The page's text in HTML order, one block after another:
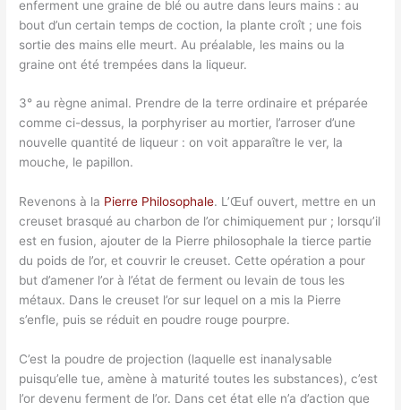
enferment une graine de blé ou autre dans leurs mains : au
bout d’un certain temps de coction, la plante croît ; une fois
sortie des mains elle meurt. Au préalable, les mains ou la
graine ont été trempées dans la liqueur.
3° au règne animal. Prendre de la terre ordinaire et préparée
comme ci-dessus, la porphyriser au mortier, l’arroser d’une
nouvelle quantité de liqueur : on voit apparaître le ver, la
mouche, le papillon.
Revenons à la Pierre Philosophale. L’Œuf ouvert, mettre en un
creuset brasqué au charbon de l’or chimiquement pur ; lorsqu’il
est en fusion, ajouter de la Pierre philosophale la tierce partie
du poids de l’or, et couvrir le creuset. Cette opération a pour
but d’amener l’or à l’état de ferment ou levain de tous les
métaux. Dans le creuset l’or sur lequel on a mis la Pierre
s’enfle, puis se réduit en poudre rouge pourpre.
C’est la poudre de projection (laquelle est inanalysable
puisqu’elle tue, amène à maturité toutes les substances), c’est
l’or devenu ferment de l’or. Dans cet état elle n’a d’action que